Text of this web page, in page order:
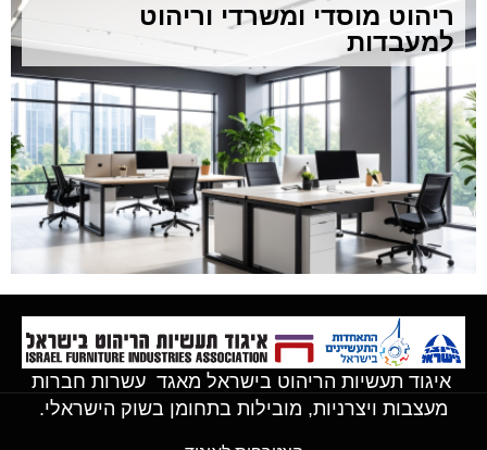
ריהוט מוסדי ומשרדי וריהוט
למעבדות
איגוד תעשיות הריהוט בישראל מאגד עשרות חברות
מעצבות ויצרניות, מובילות בתחומן בשוק הישראלי.